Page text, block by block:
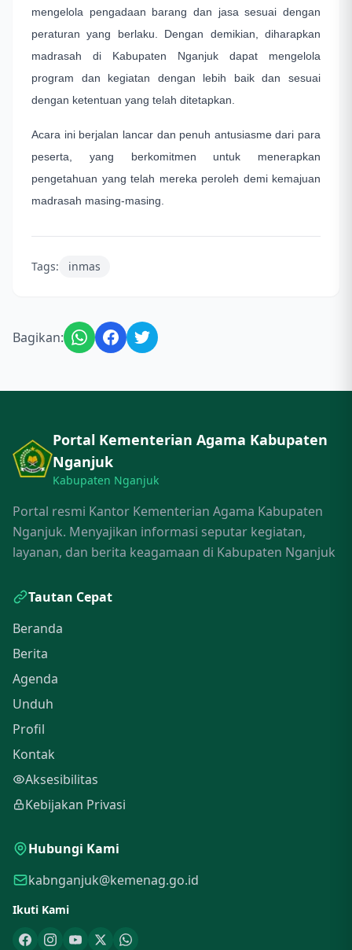
mengelola pengadaan barang dan jasa sesuai dengan
peraturan yang berlaku. Dengan demikian, diharapkan
madrasah di Kabupaten Nganjuk dapat mengelola
program dan kegiatan dengan lebih baik dan sesuai
dengan ketentuan yang telah ditetapkan.
Acara ini berjalan lancar dan penuh antusiasme dari para
peserta, yang berkomitmen untuk menerapkan
pengetahuan yang telah mereka peroleh demi kemajuan
madrasah masing-masing.
Tags: inmas
Bagikan:
Portal Kementerian Agama Kabupaten
Nganjuk
Kabupaten Nganjuk
Portal resmi Kantor Kementerian Agama Kabupaten
Nganjuk. Menyajikan informasi seputar kegiatan,
layanan, dan berita keagamaan di Kabupaten Nganjuk
Tautan Cepat
Beranda
Berita
Agenda
Unduh
Profil
Kontak
Aksesibilitas
Kebijakan Privasi
Hubungi Kami
kabnganjuk@kemenag.go.id
Ikuti Kami